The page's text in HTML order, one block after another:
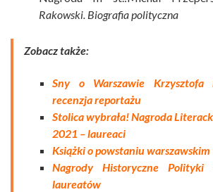
Rakowski. Biografia polityczna
Zobacz także:
Sny o Warszawie Krzysztofa
recenzja reportażu
Stolica wybrała! Nagroda
2021 – laureaci
Książki o powstaniu warszawskim
Nagrody Historyczne
laureatów